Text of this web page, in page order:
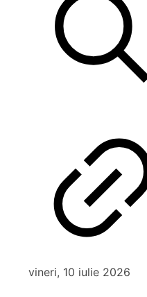
vineri, 10 iulie 2026